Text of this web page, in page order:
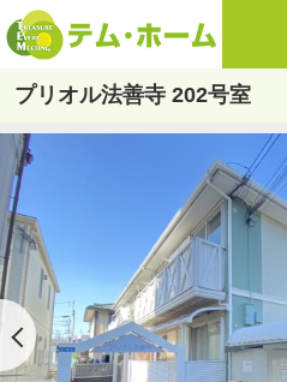
プリオル法善寺 202号室